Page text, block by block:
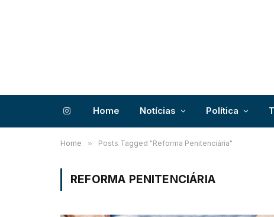
InstagramHome Notícias Política
Home » Posts Tagged "Reforma Penitenciária"
REFORMA PENITENCIÁRIA